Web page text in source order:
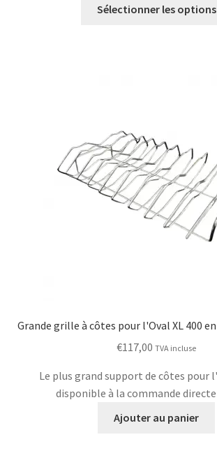
€138,00
Sélectionner les options
Grande grille à côtes pour l'Oval XL 400
€117,00 TVA incluse
Le plus grand support de côtes pour
disponible à la commande
Ajouter au panier